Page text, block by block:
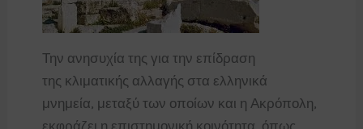
Την ανησυχία της για την επίδραση
της κλιματικής αλλαγής στα ελληνικά
μνημεία, μεταξύ των οποίων και η Ακρόπολη,
εκφράζει η επιστημονική κοινότητα, όπως